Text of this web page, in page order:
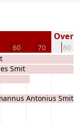
60 70 80
Smit
Antonius Smit